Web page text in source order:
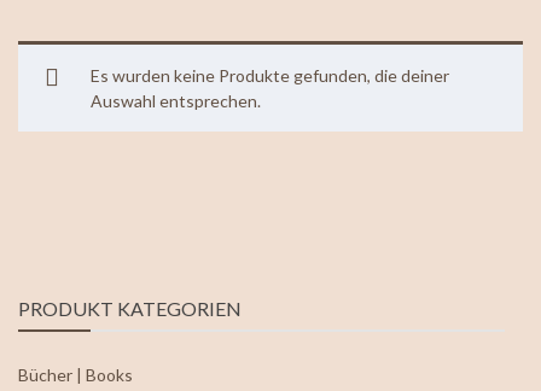
Es wurden keine Produkte gefunden, die deiner
Auswahl entsprechen.
PRODUKT KATEGORIEN
Bücher | Books